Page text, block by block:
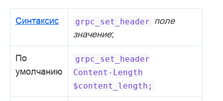
Синтаксис grpc_set_header поле
значение;
По
умолчанию
grpc_set_header
Content-Length
$content_length;